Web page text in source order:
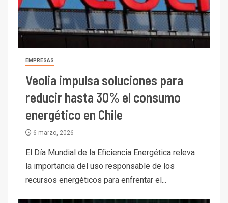
EMPRESAS
Veolia impulsa soluciones para
reducir hasta 30% el consumo
energético en Chile
6 marzo, 2026
El Día Mundial de la Eficiencia Energética releva
la importancia del uso responsable de los
recursos energéticos para enfrentar el...